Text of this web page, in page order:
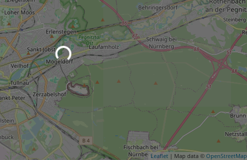
Leaflet | Map data © OpenStreetMap